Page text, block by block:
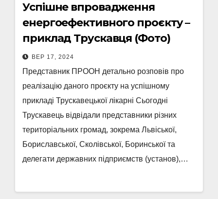
Успішне впровадження
енергоефективного проєкту –
приклад Трускавця (Фото)
ВЕР 17, 2024
Представник ПРООН детально розповів про
реалізацію даного проєкту на успішному
прикладі Трускавецької лікарні Сьогодні
Трускавець відвідали представники різних
територіальних громад, зокрема Львіської,
Бориславської, Сколівської, Боринської та
делегати державних підприємств (установ),…